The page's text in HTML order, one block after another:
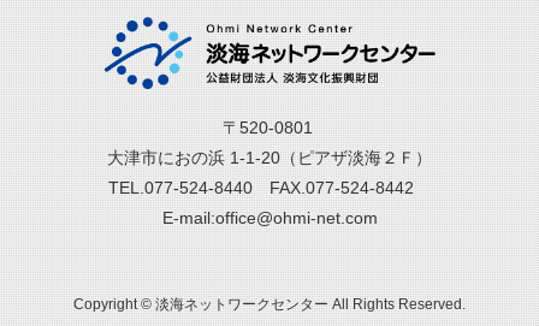
〒520-0801
大津市におの浜 1-1-20（ピアザ淡海２Ｆ）
TEL.077-524-8440 FAX.077-524-8442
E-mail:office@ohmi-net.com
Copyright © 淡海ネットワークセンター All Rights Reserved.